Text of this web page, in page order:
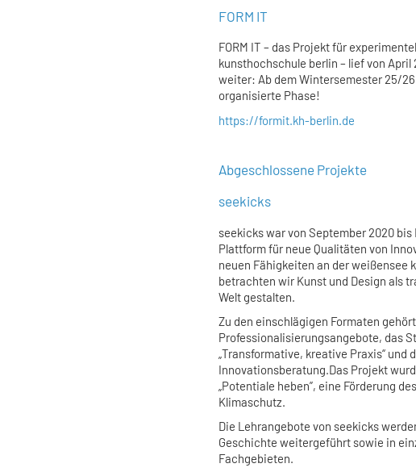
FORM IT
FORM IT – das Projekt für
kunsthochschule berlin – lief von
weiter: Ab dem Wintersemester 25/
organisierte Phase!
https://formit.kh-berlin.de
Abgeschlossene Projekte
seekicks
seekicks war von September 2020
Plattform für neue Qualitäten von
neuen Fähigkeiten an der weißensee
betrachten wir Kunst und Design als
Welt gestalten.
Zu den einschlägigen Formaten
Professionalisierungsangebote, das
„Transformative, kreative Praxis“ und
Innovationsberatung.Das Projekt
„Potentiale heben”, eine Förderung
Klimaschutz.
Die Lehrangebote von seekicks
Geschichte weitergeführt sowie in
Fachgebieten.